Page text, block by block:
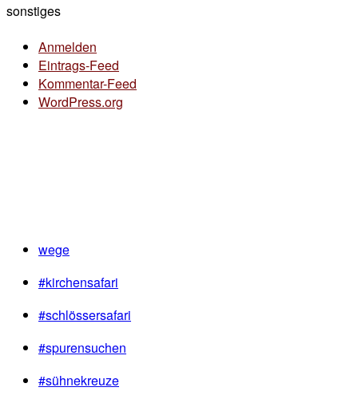
sonstiges
Anmelden
Eintrags-Feed
Kommentar-Feed
WordPress.org
wege
#kirchensafari
#schlössersafari
#spurensuchen
#sühnekreuze